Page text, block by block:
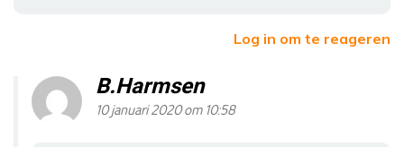
Log in om te reageren
B.Harmsen
10 januari 2020 om 10:58